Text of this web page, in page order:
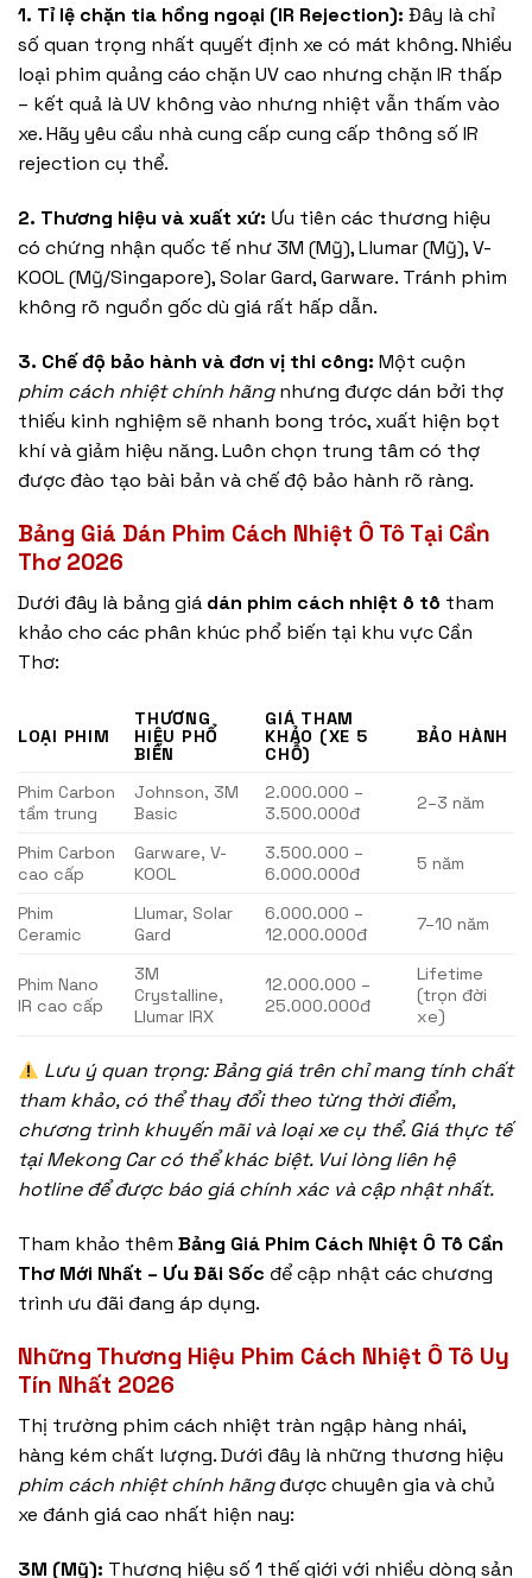
1. Tỉ lệ chặn tia hồng ngoại (IR Rejection): Đây là chỉ
số quan trọng nhất quyết định xe có mát không. Nhiều
loại phim quảng cáo chặn UV cao nhưng chặn IR thấp
– kết quả là UV không vào nhưng nhiệt vẫn thấm vào
xe. Hãy yêu cầu nhà cung cấp cung cấp thông số IR
rejection cụ thể.
2. Thương hiệu và xuất xứ: Ưu tiên các thương hiệu
có chứng nhận quốc tế như 3M (Mỹ), Llumar (Mỹ), V-
KOOL (Mỹ/Singapore), Solar Gard, Garware. Tránh phim
không rõ nguồn gốc dù giá rất hấp dẫn.
3. Chế độ bảo hành và đơn vị thi công: Một cuộn
phim cách nhiệt chính hãngnhưng được dán bởi thợ
thiếu kinh nghiệm sẽ nhanh bong tróc, xuất hiện bọt
khí và giảm hiệu năng. Luôn chọn trung tâm có thợ
được đào tạo bài bản và chế độ bảo hành rõ ràng.
Bảng Giá Dán Phim Cách Nhiệt Ô Tô Tại Cần
Thơ 2026
Dưới đây là bảng giá dán phim cách nhiệt ô tô tham
khảo cho các phân khúc phổ biến tại khu vực Cần
Thơ:
LOẠI PHIM
THƯƠNG
HIỆU PHỔ
BIẾN
GIÁ THAM
KHẢO (XE 5
CHỖ)
BẢO HÀNH
Phim Carbon
tầm trung
Johnson, 3M
Basic
2.000.000 –
3.500.000đ
2–3 năm
Phim Carbon
cao cấp
Garware, V-
KOOL
3.500.000 –
6.000.000đ
5 năm
Phim
Ceramic
Llumar, Solar
Gard
6.000.000 –
12.000.000đ
7–10 năm
Phim Nano
IR cao cấp
3M
Crystalline,
Llumar IRX
12.000.000 –
25.000.000đ
Lifetime
(trọn đời
xe)
Lưu ý quan trọng: Bảng giá trên chỉ mang tính chất
tham khảo, có thể thay đổi theo từng thời điểm,
chương trình khuyến mãi và loại xe cụ thể. Giá thực tế
tại Mekong Car có thể khác biệt. Vui lòng liên hệ
hotline để được báo giá chính xác và cập nhật nhất.
Tham khảo thêm Bảng Giá Phim Cách Nhiệt Ô Tô Cần
Thơ Mới Nhất – Ưu Đãi Sốc để cập nhật các chương
trình ưu đãi đang áp dụng.
Những Thương Hiệu Phim Cách Nhiệt Ô Tô Uy
Tín Nhất 2026
Thị trường phim cách nhiệt tràn ngập hàng nhái,
hàng kém chất lượng. Dưới đây là những thương hiệu
phim cách nhiệt chính hãngđược chuyên gia và chủ
xe đánh giá cao nhất hiện nay:
3M (Mỹ): Thương hiệu số 1 thế giới với nhiều dòng sản